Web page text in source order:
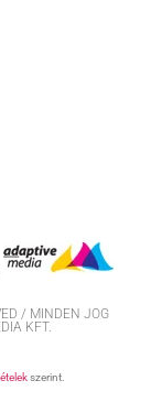
/ MINDEN JOG
KFT.
szerint.